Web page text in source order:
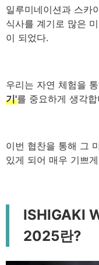
일루미네이션과 스카
식사를 계기로 많은
이 되었다.
우리는 자연 체험을
기'를 중요하게 생각합
이번 협찬을 통해 그
있게 되어 매우 기쁘
ISHIGAKI
2025란?